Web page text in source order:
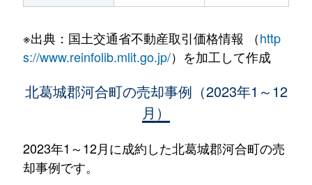
※出典：国土交通省不動産取引価格情報 （http
s://www.reinfolib.mlit.go.jp/）を加工して作成
北葛城郡河合町の売却事例（2023年1～12
月）
2023年1～12月に成約した北葛城郡河合町の売
却事例です。